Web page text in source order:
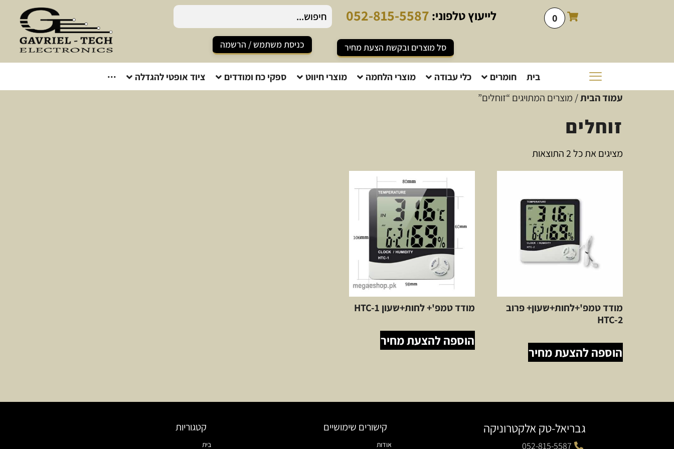
0 לייעוץטלפוני: 052-815-5587
סל מוצרים ובקשת הצעת מחיר כניסת משתמש / הרשמה
בית חומרים כלי עבודה מוצרי הלחמה מוצרי חיווט ספקי כח ומודדים ציוד אופטי להגדלה ···
עמוד הבית/ מוצרים המתויגים “זוחלים”
זוחלים
מציגים את כל ⁦2⁩ התוצאות
מודד טמפ'+לחות+שעון+ פרוב
HTC-2
הוספה להצעת מחיר
מודד טמפ'+ לחות+שעון HTC-1
הוספה להצעת מחיר
גבריאל-טק אלקטרוניקה
052-815-5587
קישורים שימושיים
אודות
קטגוריות
בית